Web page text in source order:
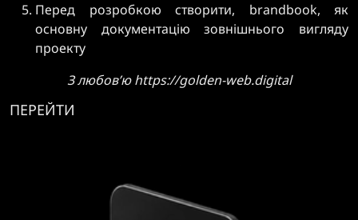
Перед розробкою створити, brandbook, як
основну документацію зовнішнього вигляду
проекту
З любов’ю https://golden-web.digital
ПЕРЕЙТИ